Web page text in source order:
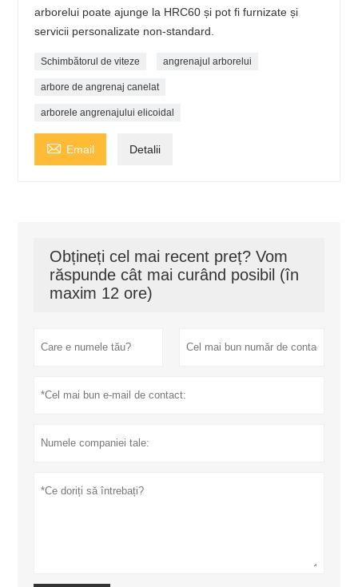
arborelui poate ajunge la HRC60 și pot fi furnizate și
servicii personalizate non-standard.
Schimbătorul de viteze angrenajul arborelui
arbore de angrenaj canelat
arborele angrenajului elicoidal
 Email Detalii
Obțineți cel mai recent preț? Vom
răspunde cât mai curând posibil (în
maxim 12 ore)